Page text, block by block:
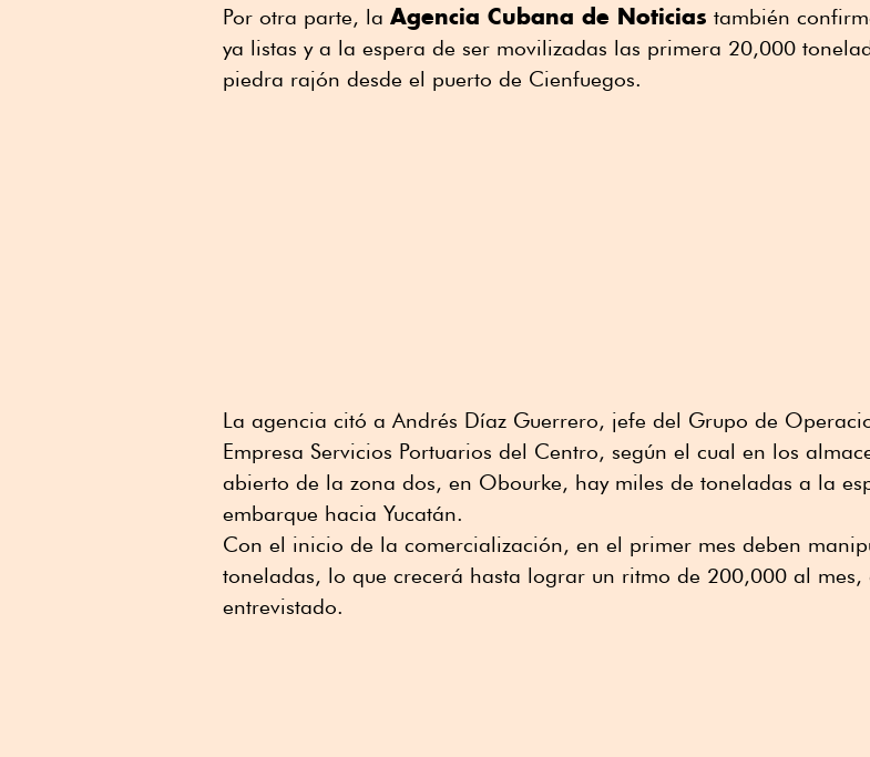
Por otra parte, la Agencia Cubana de Noticias también
ya listas y a la espera de ser movilizadas las primera 20,000
piedra rajón desde el puerto de Cienfuegos.
La agencia citó a Andrés Díaz Guerrero, jefe del Grupo de
Empresa Servicios Portuarios del Centro, según el cual en los
abierto de la zona dos, en Obourke, hay miles de toneladas a la
embarque hacia Yucatán.
Con el inicio de la comercialización, en el primer mes deben
toneladas, lo que crecerá hasta lograr un ritmo de 200,000 al mes,
entrevistado.